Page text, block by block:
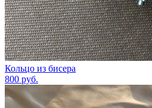
Кольцо из бисера
800 руб.